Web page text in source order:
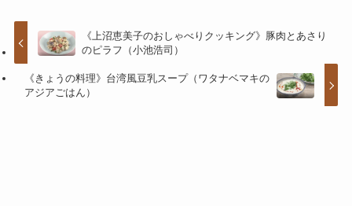
《上沼恵美子のおしゃべりクッキング》豚肉とあさり
のピラフ（小池浩司）
《きょうの料理》台湾風豆乳スープ（ワタナベマキの
アジアごはん）